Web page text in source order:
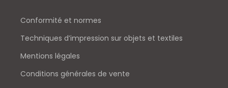
Conformité et normes
Techniques d’impression sur objets et textiles
Mentions légales
Conditions générales de vente